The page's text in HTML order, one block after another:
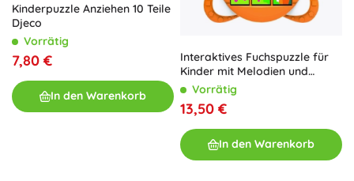
Kinderpuzzle Anziehen 10 Teile
Djeco
Vorrätig
7,80 €
In den Warenkorb
Interaktives Fuchspuzzle für
Kinder mit Melodien und
Geräuschen
Vorrätig
13,50 €
In den Warenkorb